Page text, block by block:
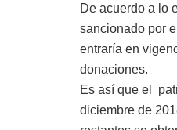
De acuerdo a lo
sancionado por
entraría en
donaciones.
Es así que el
diciembre de